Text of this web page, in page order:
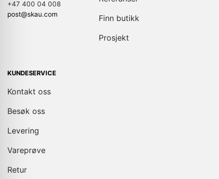
+47 400 04 008
post@skau.com
Finn butikk
Prosjekt
KUNDESERVICE
Kontakt oss
Besøk oss
Levering
Vareprøve
Retur